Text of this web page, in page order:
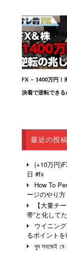
FX － 1400万円！
決着で逆転できる
最近の投稿
(+10万円
日 #fx
How To
ージのやり方
【大量チ
帯”と化して
ウイニン
るポイント
খুব সহজেই যে